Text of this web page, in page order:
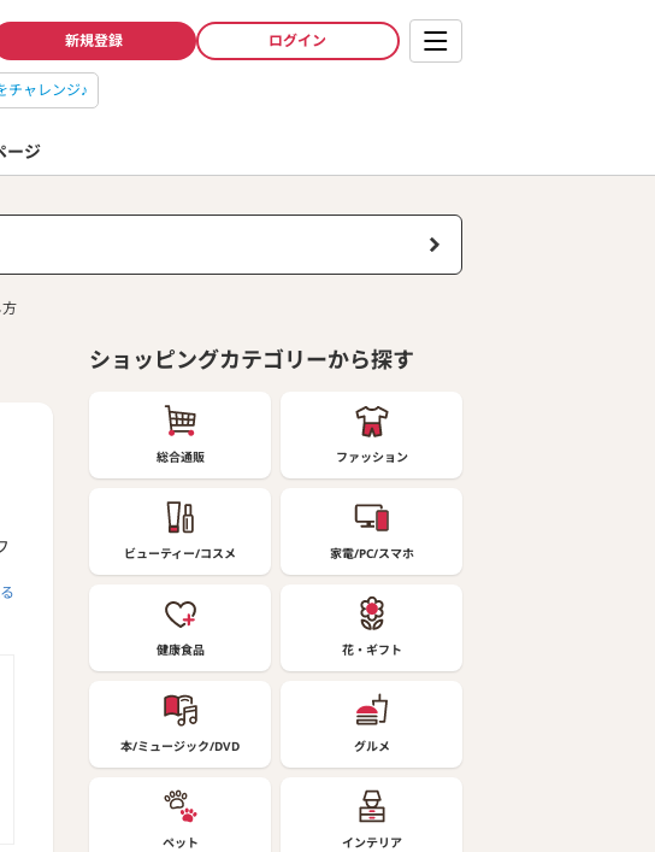
新規登録 ログイン
チャレンジ♪
ージ
ショッピングカテゴリーから探す
総合通販 ファッション
ビューティー/コスメ 家電/PC/スマホ
健康食品 花・ギフト
本/ミュージック/DVD グルメ
ペット インテリア